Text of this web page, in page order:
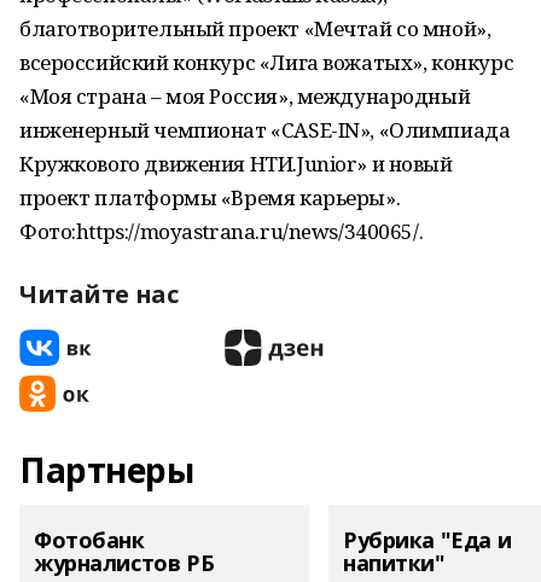
благотворительный проект «Мечтай со мной»,
всероссийский конкурс «Лига вожатых», конкурс
«Моя страна – моя Россия», международный
инженерный чемпионат «CASE-IN», «Олимпиада
Кружкового движения НТИ.Junior» и новый
проект платформы «Время карьеры».
Фото:https://moyastrana.ru/news/340065/.
Читайте нас
Партнеры
Фотобанк
журналистов РБ
Рубрика "Еда и
напитки"